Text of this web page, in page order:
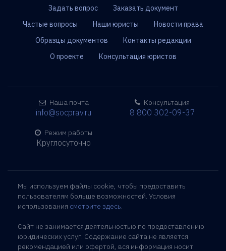
Задать вопрос
Заказать документ
Частые вопросы
Наши юристы
Новости права
Образцы документов
Контакты редакции
О проекте
Консультация юристов
Наша почта
info@socprav.ru
Режим работы
Круглосуточно
Консультация
8 800 302-09-37
Мы используем файлы cookie, чтобы предоставить
пользователям больше возможностей. Условия
использования смотрите здесь.
Сайт не занимается деятельностью по предоставлению
юридических услуг. Содержание сайта не является
рекомендацией или офертой, вся информация носит